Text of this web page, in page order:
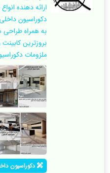
دکوراسیون
به همراه
بروزترین
ملزومات
دکوراسیون